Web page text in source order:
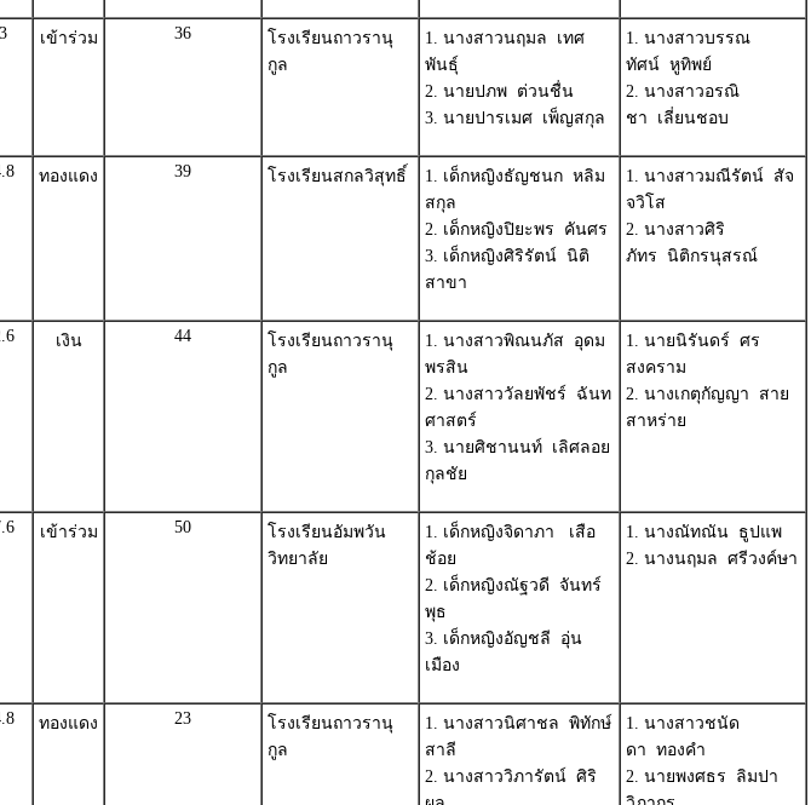
เข้าร่วม 36
โรงเรียนถาวรานุ
กูล
1. นางสาวนฤมล เทศ
พันธุ์
2. นายปภพ ต่วนชื่น
3. นายปารเมศ เพ็ญสกุล
1. นางสาวบรรณ
ทัศน์ หูทิพย์
2. นางสาวอรณิ
ชา เลี่ยนชอบ
ทองแดง 39 โรงเรียนสกลวิสุทธิ์
1. เด็กหญิงธัญชนก หลิม
สกุล
2. เด็กหญิงปิยะพร คันศร
3. เด็กหญิงศิริรัตน์ นิติ
สาขา
1. นางสาวมณีรัตน์ สัจ
จวิโส
2. นางสาวศิริ
ภัทร นิติกรนุสรณ์
เงิน 44
โรงเรียนถาวรานุ
กูล
1. นางสาวพิณนภัส อุดม
พรสิน
2. นางสาววัลยพัชร์ ฉันท
ศาสตร์
3. นายศิชานนท์ เลิศลอย
กุลชัย
1. นายนิรันดร์ ศร
สงคราม
2. นางเกตุกัญญา สาย
สาหร่าย
เข้าร่วม 50
โรงเรียนอัมพวัน
วิทยาลัย
1. เด็กหญิงจิดาภา เสือ
ช้อย
2. เด็กหญิงณัฐวดี จันทร์
พุธ
3. เด็กหญิงอัญชลี อุ่น
เมือง
1. นางณัทณัน ธูปแพ
2. นางนฤมล ศรีวงค์ษา
ทองแดง 23
โรงเรียนถาวรานุ
กูล
1. นางสาวนิศาชล พิทักษ์
สาลี
2. นางสาววิภารัตน์ ศิริ
1. นางสาวชนัด
ดา ทองคำ
2. นายพงศธร ลิมปา